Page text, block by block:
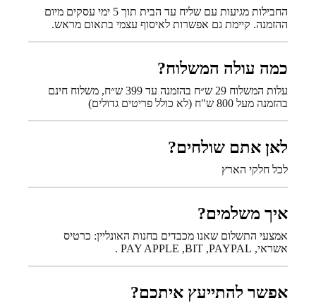
החבילות מגיעות עם שליח עד הבית תוך 5 ימי עסקים מיום
ההזמנה. קיימת גם אפשרות לאיסוף עצמי בתאום מראש.
כמה עולה המשלוח?
עלות המשלוח 29 ש״ח בהזמנה עד 399 ש״ח, משלוח חינם
בהזמנה מעל 800 ש"ח (לא כולל פריטים גדולים)
לאן אתם שולחים?
לכל חלקי הארץ
איך משלמים?
אמצעי התשלום שאנו מכבדים בחנות האונליין: כרטיס
אשראי, PAY APPLE ,BIT ,PAYPAL .
אפשר להתייעץ איתכם?